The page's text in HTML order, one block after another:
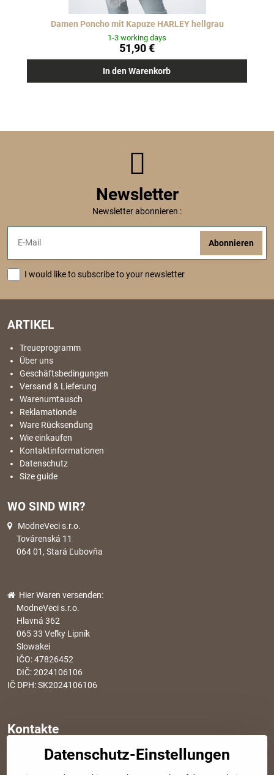
Damen Poncho mit Kapuze HARLEY hellgrau
1-3 working days
51,90 €
In den Warenkorb
Newsletter
Newsletter abonnieren :
Abonnieren
I would like to subscribe to your newsletter
ARTIKEL
Treueprogramm
Über uns
Geschäftsbedingungen
Versand & Lieferung
Warenumtausch
Reklamationde
Ware Rücksendung
Wie einkaufen
Kontaktinformationen
Datenschutz
Size guide
WO SIND WIR?
ModneVeci s.r.o.
Továrenská 11
064 01, Stará Ľubovňa
Hier Waren versenden:
ModneVeci s.r.o.
Hlavná 362
065 33 Veľky Lipník
Slowakei
IČO: 47826452
DIČ: 2024106106
IČ DPH: SK2024106106
Kontakte
info​@modischesachen​.de
Datenschutz-Einstellungen